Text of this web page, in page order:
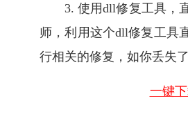
3. 使用dll修复工具，
师，利用这个dll修复工具
行相关的修复，如你丢失
一键